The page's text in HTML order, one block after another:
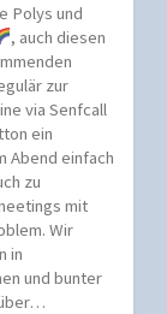
Polys und
, auch diesen
zur
via Senfcall
ein
Abend einfach
zu
mit
Wir
in
und bunter